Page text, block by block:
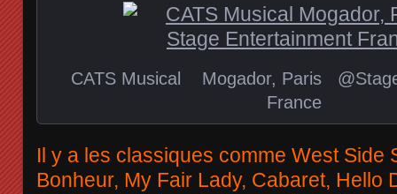
CATS Musical Mogador, Paris
France
Il y a les classiques comme West Side
Bonheur, My Fair Lady, Cabaret, Hello